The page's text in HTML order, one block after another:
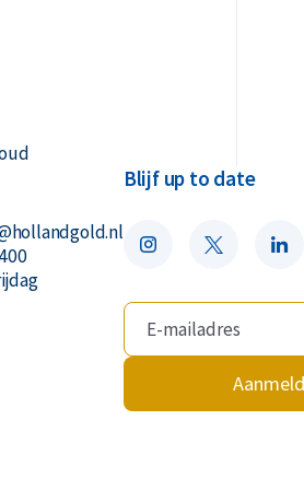
goudbaar?Blijf up to date